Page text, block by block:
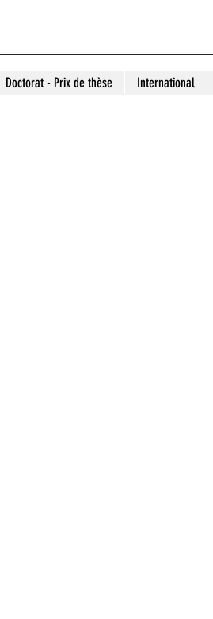
Doctorat - Prix de thèse International